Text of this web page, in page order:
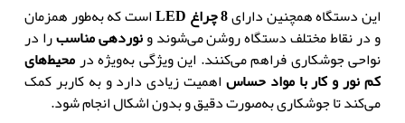
این دستگاه همچنین دارای8چراغ است که به‌طور همزمان
و در نقاط مختلف دستگاه روشن می‌شوند ونوردهی مناسبرا در
نواحی جوشکاری فراهم می‌کنند. این ویژگی به‌ویژه درمحیط‌های
کم نور و کار با مواد حساساهمیت زیادی دارد و به کاربر کمک
می‌کند تا جوشکاری به‌صورت دقیق و بدون اشکال انجام شود.